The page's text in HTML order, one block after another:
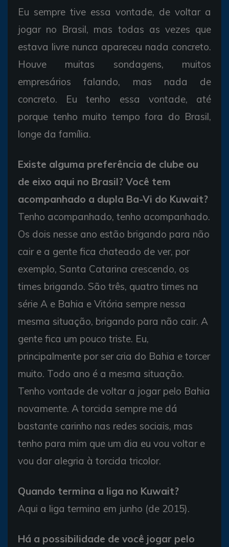
Eu sempre tive essa vontade, de voltar a
jogar no Brasil, mas todas as vezes que
estava livre nunca apareceu nada concreto.
Houve muitas sondagens, muitos
empresários falando, mas nada de
concreto. Eu tenho essa vontade, até
porque tenho muito tempo fora do Brasil,
longe da família.
Existe alguma preferência de clube ou
de eixo aqui no Brasil? Você tem
acompanhado a dupla Ba-Vi do Kuwait?
Tenho acompanhado, tenho acompanhado.
Os dois nesse ano estão brigando para não
cair e a gente fica chateado de ver, por
exemplo, Santa Catarina crescendo, os
times brigando. São três, quatro times na
série A e Bahia e Vitória sempre nessa
mesma situação, brigando para não cair. A
gente fica um pouco triste. Eu,
principalmente por ser cria do Bahia e torcer
muito. Todo ano é a mesma situação.
Tenho vontade de voltar a jogar pelo Bahia
novamente. A torcida sempre me dá
bastante carinho nas redes sociais, mas
tenho para mim que um dia eu vou voltar e
vou dar alegria à torcida tricolor.
Quando termina a liga no Kuwait?
Aqui a liga termina em junho (de 2015).
Há a possibilidade de você jogar pelo